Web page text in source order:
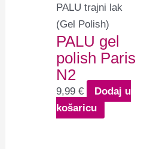
PALU trajni lak
(Gel Polish)
PALU gel
polish Paris
N2
9,99€
Dodaj u
košaricu